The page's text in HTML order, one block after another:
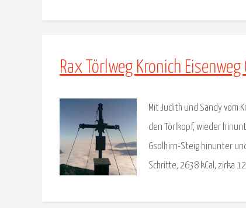
Rax Törlweg Kronich
Mit Judith und Sandy vom
den Törlkopf, wieder
Gsolhirn-Steig hinunter
Schritte, 2638 kCal, zirka